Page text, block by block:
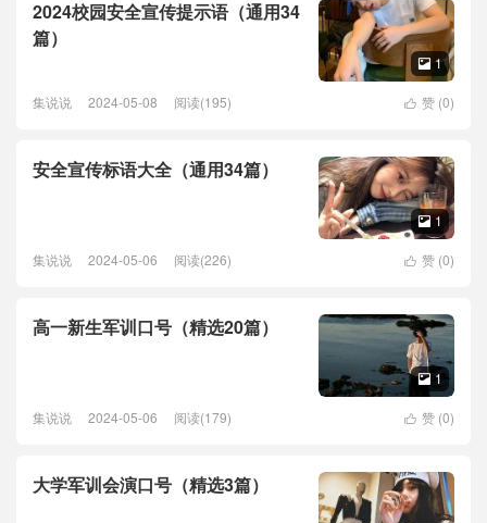
2024校园安全宣传提示语（通用34
篇）
 1
 赞 (0)
集说说 2024-05-08 阅读(195)
安全宣传标语大全（通用34篇）
 1
 赞 (0)
集说说 2024-05-06 阅读(226)
高一新生军训口号（精选20篇）
 1
 赞 (0)
集说说 2024-05-06 阅读(179)
大学军训会演口号（精选3篇）